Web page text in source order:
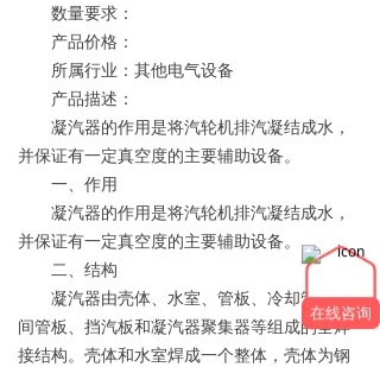
数量要求：
产品价格：
所属行业：其他电气设备
产品描述：
凝汽器的作用是将汽轮机排汽凝结成水，
并保证有一定真空度的主要辅助设备。
一、作用
凝汽器的作用是将汽轮机排汽凝结成水，
并保证有一定真空度的主要辅助设备。
二、结构
凝汽器由壳体、水室、管板、冷却管、中
间管板、挡汽板和凝汽器聚集器等组成的全焊
接结构。壳体和水室焊成一个整体，壳体为钢
在线咨询